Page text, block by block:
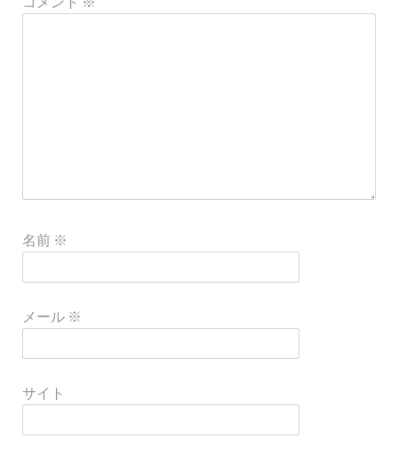
名前 ※
メール ※
サイト